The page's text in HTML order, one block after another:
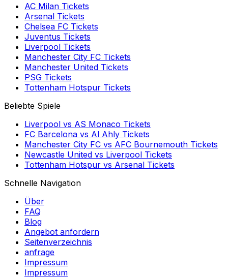
AC Milan Tickets
Arsenal Tickets
Chelsea FC Tickets
Juventus Tickets
Liverpool Tickets
Manchester City FC Tickets
Manchester United Tickets
PSG Tickets
Tottenham Hotspur Tickets
Beliebte Spiele
Liverpool vs AS Monaco Tickets
FC Barcelona vs Al Ahly Tickets
Manchester City FC vs AFC Bournemouth Tickets
Newcastle United vs Liverpool Tickets
Tottenham Hotspur vs Arsenal Tickets
Schnelle Navigation
Über
FAQ
Blog
Angebot anfordern
Seitenverzeichnis
anfrage
Impressum
Impressum